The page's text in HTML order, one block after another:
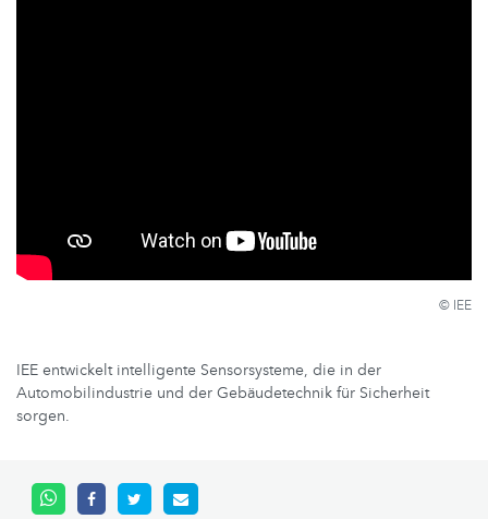
© IEE
IEE entwickelt intelligente Sensorsysteme, die in der
Automobilindustrie und der Gebäudetechnik für Sicherheit
sorgen.